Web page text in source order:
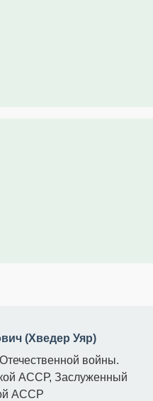
(Хведер Уяр)
войны.
АССР, Заслуженный
АССР